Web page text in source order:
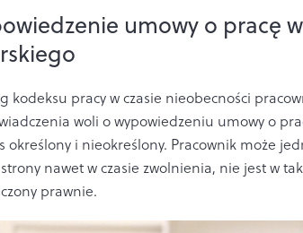
umowy o pracę
kodeksu pracy w czasie nieobecności
woli o wypowiedzeniu umowy o
określony i nieokreślony. Pracownik może
nawet w czasie zwolnienia, nie jest w
prawnie.